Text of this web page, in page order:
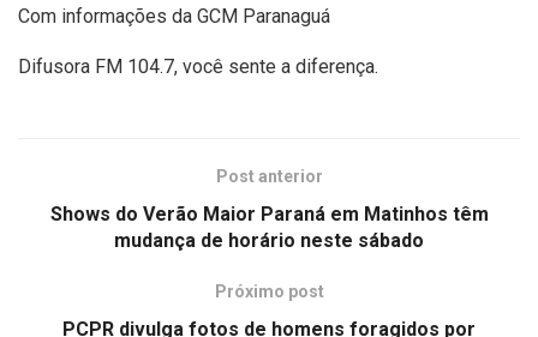
Com informações da GCM Paranaguá
Difusora FM 104.7, você sente a diferença.
Post anterior
Shows do Verão Maior Paraná em Matinhos têm
mudança de horário neste sábado
Próximo post
PCPR divulga fotos de homens foragidos por